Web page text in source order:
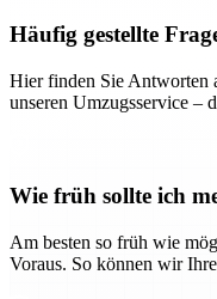
Häufig gestellte
Hier finden Sie Antworten
unseren Umzugsservice –
Wie früh sollte ich
Am besten so früh wie
Voraus. So können wir